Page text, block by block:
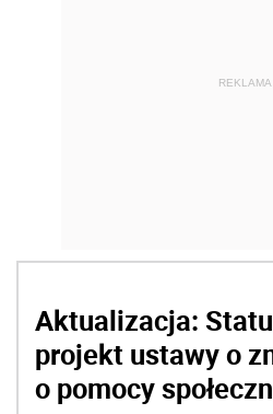
REKLAMA
Aktualizacja:
projekt ustawy o
o pomocy